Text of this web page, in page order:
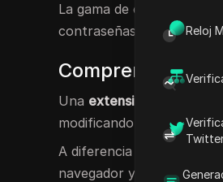
Reloj
La gama de estas
contraseñas hasta
Comprender las
Una extensión de
modificando su
A diferencia de las
navegador y se pueden